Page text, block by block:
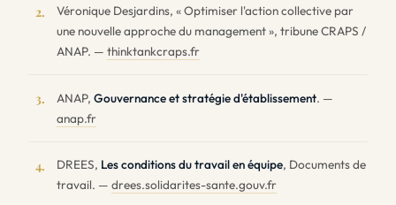
2.
Véronique Desjardins, « Optimiser l'action collective par
une nouvelle approche du management », tribune CRAPS /
ANAP. — thinktankcraps.fr
3. ANAP, Gouvernance et stratégie d'établissement. —
anap.fr
4. DREES, Les conditions du travail en équipe, Documents de
travail. — drees.solidarites-sante.gouv.fr